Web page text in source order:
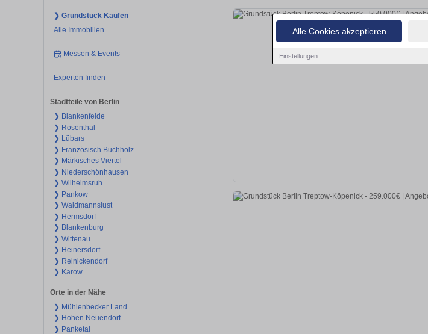
Alle Cookies akzeptieren
Einstellungen
❯ Grundstück Kaufen
Alle Immobilien
Messen & Events
Experten finden
Stadtteile von Berlin
❯ Blankenfelde
❯ Rosenthal
❯ Lübars
❯ Französisch Buchholz
❯ Märkisches Viertel
❯ Niederschönhausen
❯ Wilhelmsruh
❯ Pankow
❯ Waidmannslust
❯ Hermsdorf
❯ Blankenburg
❯ Wittenau
❯ Heinersdorf
❯ Reinickendorf
❯ Karow
Orte in der Nähe
❯ Mühlenbecker Land
❯ Hohen Neuendorf
❯ Panketal